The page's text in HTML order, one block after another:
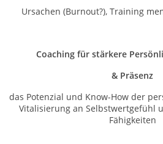
Ursachen (Burnout?), Training
Coaching für stärkere
& Präsenz
das Potenzial und Know-How der
Vitalisierung an Selbstwertgefühl
Fähigkeiten